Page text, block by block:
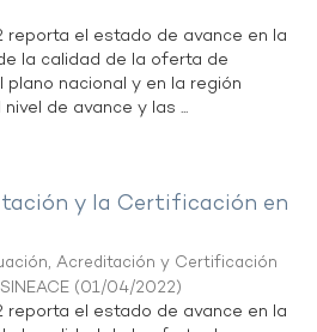
reporta el estado de avance en la
la calidad de la oferta de
plano nacional y en la región
de avance y las ...
y la Certificación en
Acreditación y Certificación
(01/04/2022)
reporta el estado de avance en la